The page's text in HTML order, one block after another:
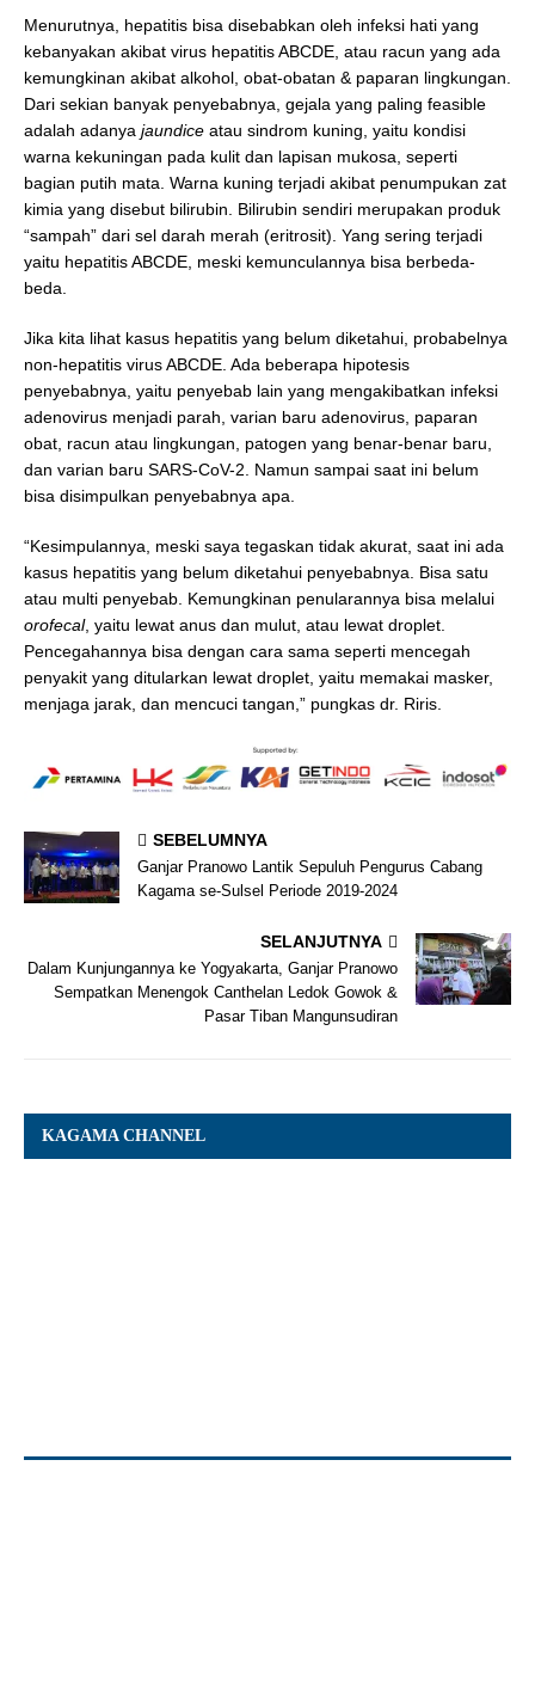
Menurutnya, hepatitis bisa disebabkan oleh infeksi hati yang
kebanyakan akibat virus hepatitis ABCDE, atau racun yang ada
kemungkinan akibat alkohol, obat-obatan & paparan lingkungan.
Dari sekian banyak penyebabnya, gejala yang paling feasible
adalah adanya jaundice atau sindrom kuning, yaitu kondisi
warna kekuningan pada kulit dan lapisan mukosa, seperti
bagian putih mata. Warna kuning terjadi akibat penumpukan zat
kimia yang disebut bilirubin. Bilirubin sendiri merupakan produk
“sampah” dari sel darah merah (eritrosit). Yang sering terjadi
yaitu hepatitis ABCDE, meski kemunculannya bisa berbeda-
beda.
Jika kita lihat kasus hepatitis yang belum diketahui, probabelnya
non-hepatitis virus ABCDE. Ada beberapa hipotesis
penyebabnya, yaitu penyebab lain yang mengakibatkan infeksi
adenovirus menjadi parah, varian baru adenovirus, paparan
obat, racun atau lingkungan, patogen yang benar-benar baru,
dan varian baru SARS-CoV-2. Namun sampai saat ini belum
bisa disimpulkan penyebabnya apa.
“Kesimpulannya, meski saya tegaskan tidak akurat, saat ini ada
kasus hepatitis yang belum diketahui penyebabnya. Bisa satu
atau multi penyebab. Kemungkinan penularannya bisa melalui
orofecal, yaitu lewat anus dan mulut, atau lewat droplet.
Pencegahannya bisa dengan cara sama seperti mencegah
penyakit yang ditularkan lewat droplet, yaitu memakai masker,
menjaga jarak, dan mencuci tangan,” pungkas dr. Riris.
SEBELUMNYA
Ganjar Pranowo Lantik Sepuluh Pengurus Cabang
Kagama se-Sulsel Periode 2019-2024
SELANJUTNYA
Dalam Kunjungannya ke Yogyakarta, Ganjar Pranowo
Sempatkan Menengok Canthelan Ledok Gowok &
Pasar Tiban Mangunsudiran
KAGAMA CHANNEL